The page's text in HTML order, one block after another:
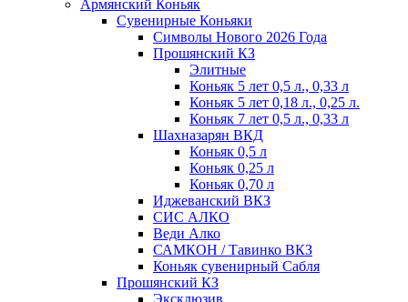
Армянский Коньяк
Сувенирные Коньяки
Символы Нового 2026 Года
Прошянский КЗ
Элитные
Коньяк 5 лет 0,5 л., 0,33 л
Коньяк 5 лет 0,18 л., 0,25 л.
Коньяк 7 лет 0,5 л., 0,33 л
Шахназарян ВКД
Коньяк 0,5 л
Коньяк 0,25 л
Коньяк 0,70 л
Иджеванский ВКЗ
СИС АЛКО
Веди Алко
САМКОН / Тавинко ВКЗ
Коньяк сувенирный Сабля
Прошянский КЗ
Эксклюзив